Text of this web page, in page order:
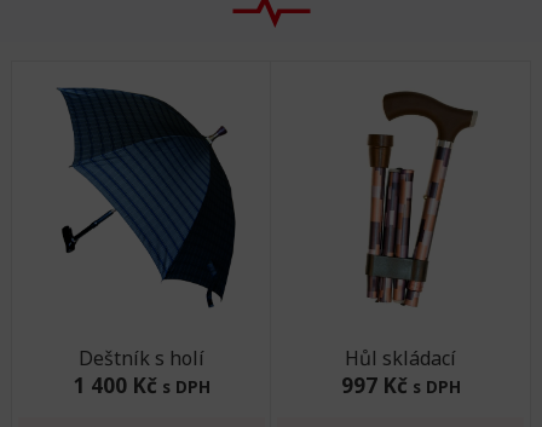
Deštník s holí
1 400 Kč s DPH
Hůl skládací
997 Kč s DPH